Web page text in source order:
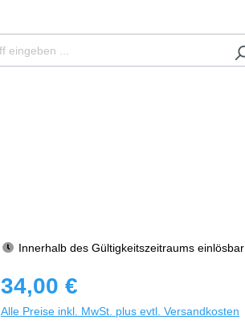
Innerhalb des Gültigkeitszeitraums einlösbar
34,00 €
Alle Preise inkl. MwSt. plus evtl. Versandkosten